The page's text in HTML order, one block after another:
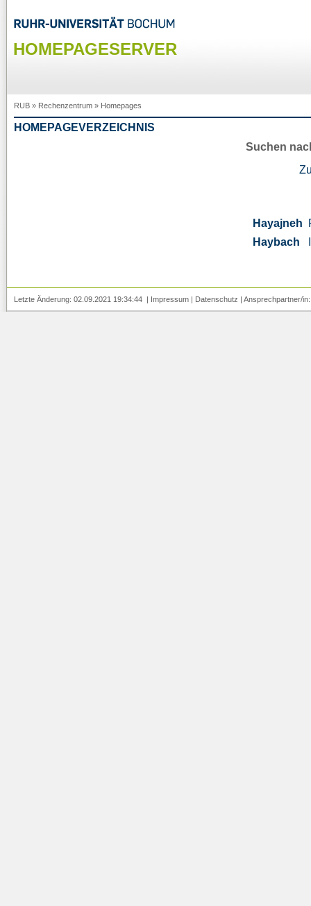
HOMEPAGESERVER
RUB » Rechenzentrum » Homepages
HOMEPAGEVERZEICHNIS
Suchen
Hayajneh
Haybach
Letzte Änderung: 02.09.2021 19:34:44 | Impressum | Datenschutz | Ansprechpartner/